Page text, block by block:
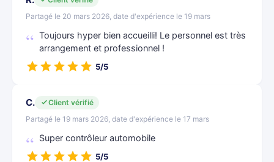
Partagé le 20 mars 2026, date d'expérience le 19 mars
Toujours hyper bien accueilli! Le personnel est très
arrangement et professionnel !
5/5
C.
Client vérifié
Partagé le 19 mars 2026, date d'expérience le 17 mars
Super contrôleur automobile
5/5